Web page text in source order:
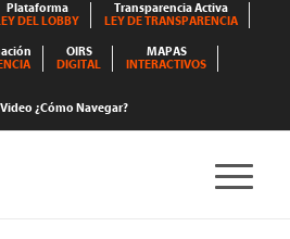
Plataforma
DEL LOBBY
Transparencia Activa
LEY DE TRANSPARENCIA
OIRS
DIGITAL
MAPAS
INTERACTIVOS
Video ¿Cómo Navegar?